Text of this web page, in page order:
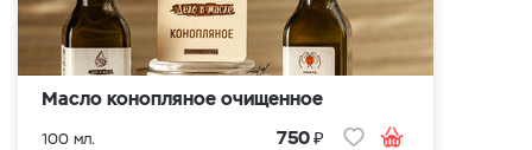
Масло конопляное очищенное
100 мл. 750₽